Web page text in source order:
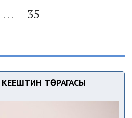
...
35
ТӨРАГАСЫ